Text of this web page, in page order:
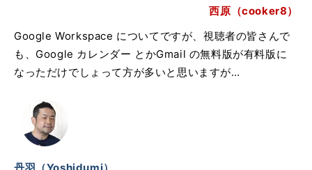
西原（cooker8）
Google Workspace についてですが、視聴者の皆さんで
も、Google カレンダー とかGmail の無料版が有料版に
なっただけでしょって方が多いと思いますが…
丹羽（Yoshidumi）